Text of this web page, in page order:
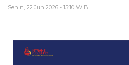
Senin, 22 Jun 2026 - 15:10 WIB